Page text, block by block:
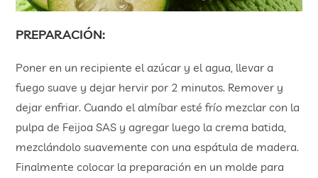
PREPARACIÓN:
Poner en un recipiente el azúcar y el agua, llevar a
fuego suave y dejar hervir por 2 minutos. Remover y
dejar enfriar. Cuando el almíbar esté frío mezclar con la
pulpa de Feijoa SAS y agregar luego la crema batida,
mezclándolo suavemente con una espátula de madera.
Finalmente colocar la preparación en un molde para